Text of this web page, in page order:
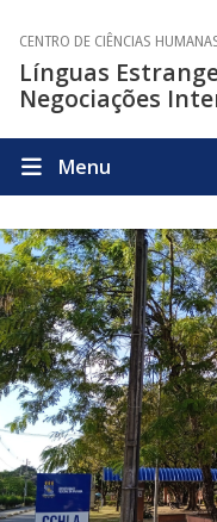
CENTRO DE CIÊNCIAS
Línguas
Negociações
Menu